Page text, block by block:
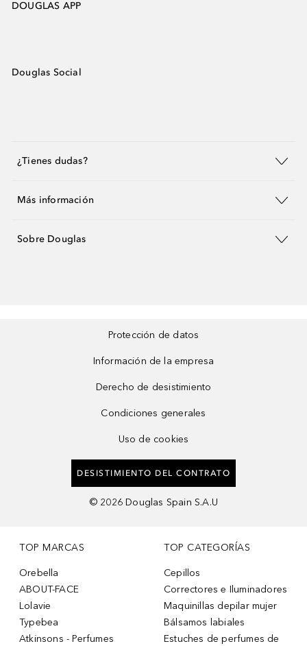
DOUGLAS APP
Douglas Social
¿Tienes dudas?
Más información
Sobre Douglas
Protección de datos
Información de la empresa
Derecho de desistimiento
Condiciones generales
Uso de cookies
DESISTIMIENTO DEL CONTRATO
© 2026 Douglas Spain S.A.U
TOP MARCAS
Orebella
ABOUT-FACE
Lolavie
Typebea
Atkinsons - Perfumes
TOP CATEGORÍAS
Cepillos
Correctores e Iluminadores
Maquinillas depilar mujer
Bálsamos labiales
Estuches de perfumes de